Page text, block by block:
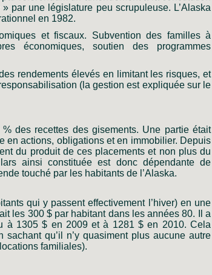
par une législature peu scrupuleuse. L’Alaska
en 1982.
et fiscaux. Subvention des familles à
économiques, soutien des programmes
rendements élevés en limitant les risques, et
(la gestion est expliquée sur le
des recettes des gisements. Une partie était
en actions, obligations et en immobilier. Depuis
du produit de ces placements et non plus du
ainsi constituée est donc dépendante de
touché par les habitants de l’Alaska.
qui y passent effectivement l’hiver) en une
les 300 $ par habitant dans les années 80. Il a
à 1305 $ en 2009 et à 1281 $ en 2010. Cela
qu’il n’y quasiment plus aucune autre
familiales).